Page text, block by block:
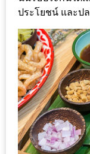
เรา
ไม่
ทำ
อาหาร
ทาน
เอง?
ประโยชน์ และป